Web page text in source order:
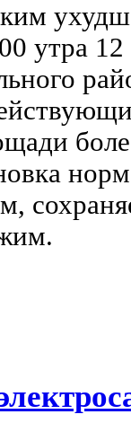
утра